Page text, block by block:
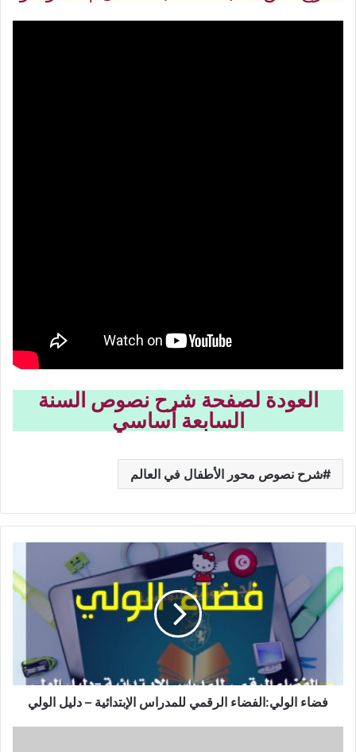
العودة لصفحة شرح نصوص السنة
السابعة أساسي
شرح نصوص محور الأطفال في العالم
الولي:الفضاء
الرقمي
للمدراس
الإبتدائية
فضاء الولي:الفضاء الرقمي للمدراس الإبتدائية – دليل الولي